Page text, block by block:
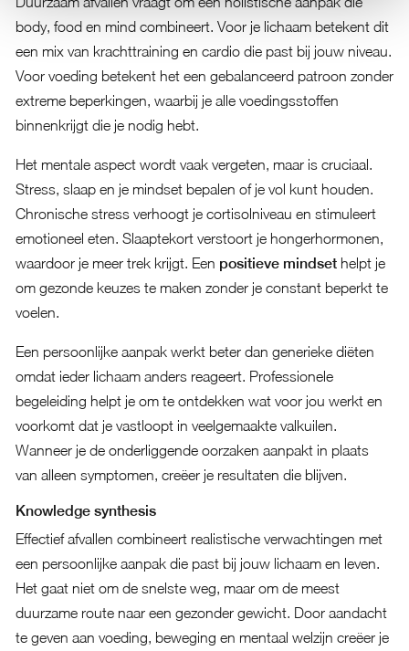
body, food en mind combineert. Voor je lichaam betekent dit
een mix van krachttraining en cardio die past bij jouw niveau.
Voor voeding betekent het een gebalanceerd patroon zonder
extreme beperkingen, waarbij je alle voedingsstoffen
binnenkrijgt die je nodig hebt.
Het mentale aspect wordt vaak vergeten, maar is cruciaal.
Stress, slaap en je mindset bepalen of je vol kunt houden.
Chronische stress verhoogt je cortisolniveau en stimuleert
emotioneel eten. Slaaptekort verstoort je hongerhormonen,
waardoor je meer trek krijgt. Een positieve mindsethelpt je
om gezonde keuzes te maken zonder je constant beperkt te
voelen.
Een persoonlijke aanpak werkt beter dan generieke diëten
omdat ieder lichaam anders reageert. Professionele
begeleiding helpt je om te ontdekken wat voor jou werkt en
voorkomt dat je vastloopt in veelgemaakte valkuilen.
Wanneer je de onderliggende oorzaken aanpakt in plaats
van alleen symptomen, creëer je resultaten die blijven.
Knowledge synthesis
Effectief afvallen combineert realistische verwachtingen met
een persoonlijke aanpak die past bij jouw lichaam en leven.
Het gaat niet om de snelste weg, maar om de meest
duurzame route naar een gezonder gewicht. Door aandacht
te geven aan voeding, beweging en mentaal welzijn creëer je